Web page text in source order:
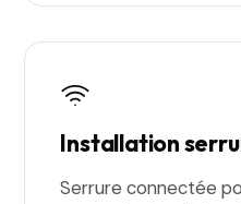
Installation
Serrure connectée